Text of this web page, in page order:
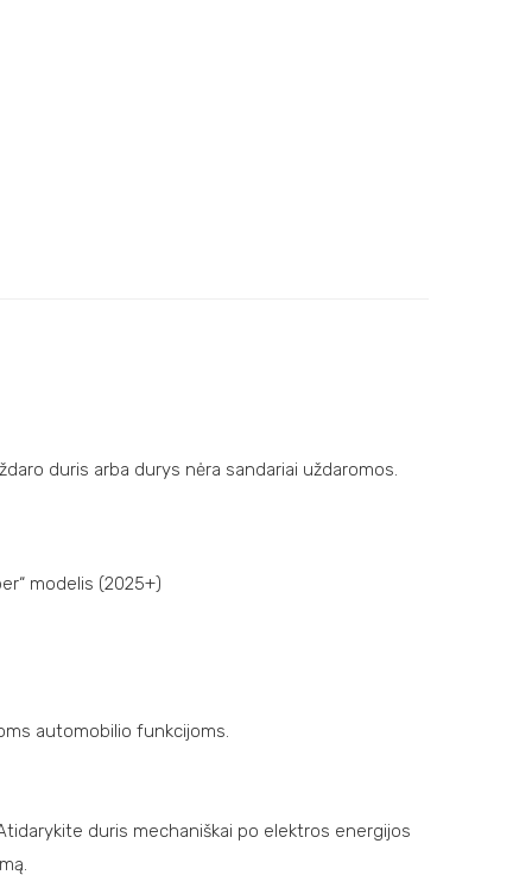
duris arba durys nėra sandariai uždaromos.
modelis (2025+)
automobilio funkcijoms.
duris mechaniškai po elektros energijos